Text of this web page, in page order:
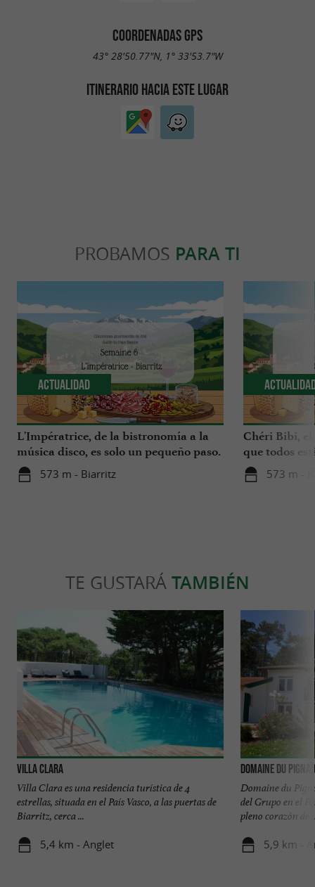
COORDENADAS GPS
43° 28'50.77"N, 1° 33'53.7"W
ITINERARIO HACIA ESTE LUGAR
PROBAMOS PARA TI
L'Impératrice, de la bistronomía a la
música disco, es solo un pequeño paso.
573 m - Biarritz
Actualidad
Chéri Bibi,
que todos
573 m -
TE GUSTARÁ TAMBIÉN
Villa Clara
Villa Clara es una residencia turística de 4
estrellas, situada en el País Vasco, a las puertas de
Biarritz, cerca ...
5,4 km - Anglet
Domaine du
Domaine du
del Grupo en el
pleno corazón de
5,9 km -